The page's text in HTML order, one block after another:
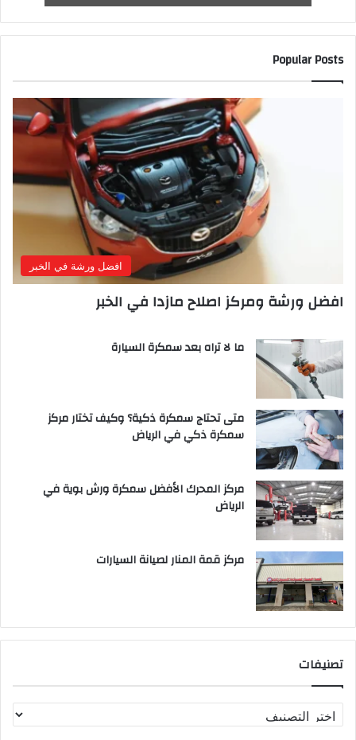
Popular Posts
افضل ورشة في الخبر
افضل ورشة ومركز اصلاح مازدا في الخبر
ما لا تراه بعد سمكرة السيارة
متى تحتاج سمكرة ذكية؟ وكيف تختار مركز
سمكرة ذكي في الرياض
مركز المحرك الأفضل سمكرة ورش بوية في
الرياض
مركز قمة المنار لصيانة السيارات
تصنيفات
ص